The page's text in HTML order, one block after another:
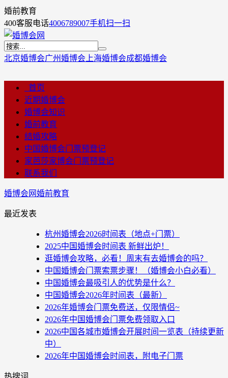
婚前教育
400客服电话4006789007手机扫一扫
北京婚博会广州婚博会 上海婚博会成都婚博会
首页
近期婚博会
婚博会知识
婚前教育
结婚攻略
中国婚博会门票预登记
家芭莎家博会门票预登记
联系我们
婚博会网婚前教育
最近发表
杭州婚博会2026时间表（地点+门票）
2025中国婚博会时间表 新鲜出炉！
逛婚博会攻略，必看！周末有去婚博会的吗？
中国婚博会门票索票步骤！（婚博会小白必看）
中国婚博会最吸引人的优势是什么？
中国婚博会2026年时间表（最新）
2026年婚博会门票免费送，仅限情侣~
2026年中国婚博会门票免费领取入口
2026中国各城市婚博会开展时间一览表（持续更新
中）
2026年中国婚博会时间表，附电子门票
热搜词